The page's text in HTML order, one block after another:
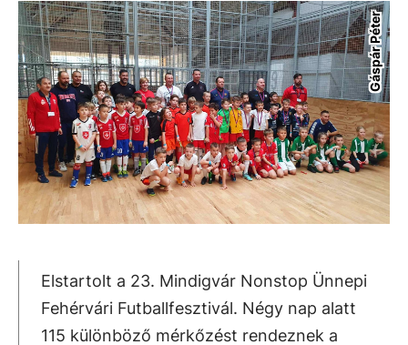
Gáspár Péter
Elstartolt a 23. Mindigvár Nonstop Ünnepi
Fehérvári Futballfesztivál. Négy nap alatt
115 különböző mérkőzést rendeznek a